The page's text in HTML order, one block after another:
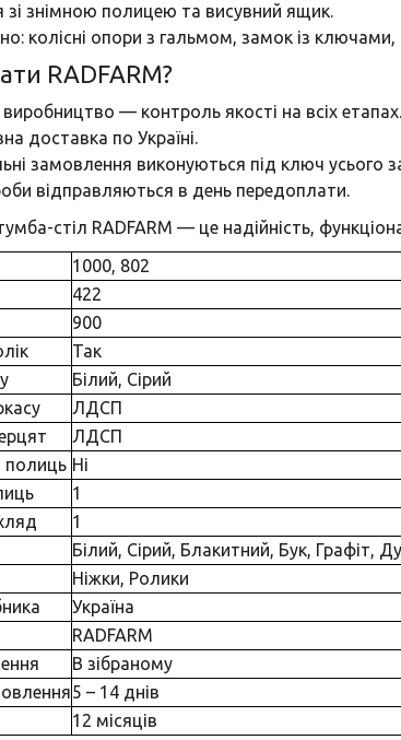
зі знімною полицею та висувний ящик.
колісні опори з гальмом, замок із ключами,
RADFARM?
виробництво — контроль якості на всіх етапах.
доставка по Україні.
замовлення виконуються під ключ усього
відправляються в день передоплати.
стіл RADFARM — це надійність,
1000, 802
422
900
Так
Білий, Сірий
ЛДСП
ЛДСП
полиць Ні
1
1
Білий, Сірий, Блакитний, Бук, Графіт,
Ніжки, Ролики
Україна
RADFARM
В зібраному
5 – 14 днів
12 місяців